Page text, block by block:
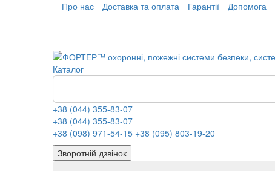
Про нас Доставка та оплата Гарантії Допомога
Каталог
+38 (044) 355-83-07
+38 (044) 355-83-07
+38 (098) 971-54-15 +38 (095) 803-19-20
Зворотній дзвінок